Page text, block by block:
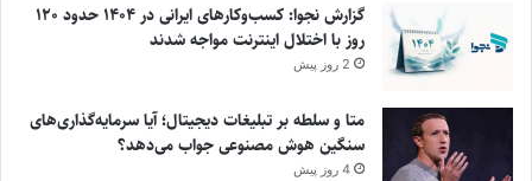
گزارش نجوا: کسب‌وکارهای ایرانی در ۱۴۰۴ حدود ۱۲۰
روز با اختلال اینترنت مواجه شدند
2 روز پیش
متا و سلطه بر تبلیغات دیجیتال؛ آیا سرمایه‌گذاری‌های
سنگین هوش مصنوعی جواب می‌دهد؟
4 روز پیش